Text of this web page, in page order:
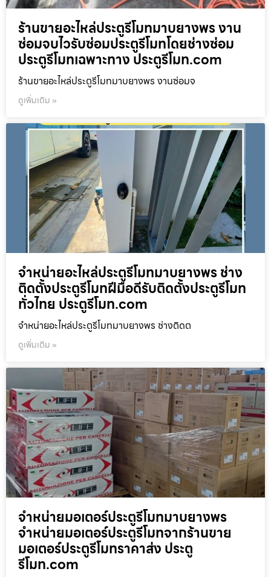
ร้านขายอะไหล่ประตูรีโมทมาบยางพร งาน
ซ่อมจบไวรับซ่อมประตูรีโมทโดยช่างซ่อม
ประตูรีโมทเฉพาะทาง ประตูรีโมท.com
ร้านขายอะไหล่ประตูรีโมทมาบยางพร งานซ่อมจ
ดูเพิ่มเติม »
จำหน่ายอะไหล่ประตูรีโมทมาบยางพร ช่าง
ติดตั้งประตูรีโมทฝีมือดีรับติดตั้งประตูรีโมท
ทั่วไทย ประตูรีโมท.com
จำหน่ายอะไหล่ประตูรีโมทมาบยางพร ช่างติดต
ดูเพิ่มเติม »
จำหน่ายมอเตอร์ประตูรีโมทมาบยางพร
จำหน่ายมอเตอร์ประตูรีโมทจากร้านขาย
มอเตอร์ประตูรีโมทราคาส่ง ประตู
รีโมท.com